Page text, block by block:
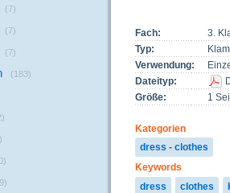
(7)
(7)
(7)
(183)
Fach:
3.
Typ:
Verwendung:
Dateityp:
Größe:
1
Kategorien
dress - clothes
Keywords
dress
clothes